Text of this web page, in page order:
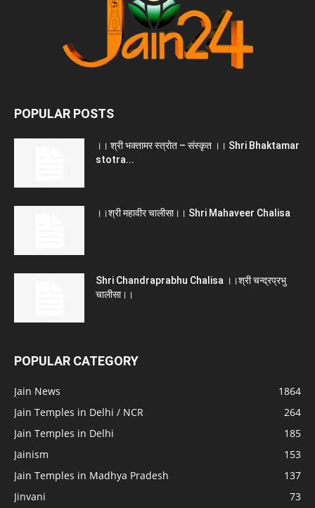
POPULAR POSTS
।। श्री भक्तामर स्त्रोत – संस्कृत ।। Shri Bhaktamar
stotra...
।।श्री महावीर चालीसा।। Shri Mahaveer Chalisa
Shri Chandraprabhu Chalisa ।।श्री चन्द्रप्रभु
चालीसा।।
POPULAR CATEGORY
Jain News
1864
Jain Temples in Delhi / NCR
264
Jain Temples in Delhi
185
Jainism
153
Jain Temples in Madhya Pradesh
137
Jinvani
73